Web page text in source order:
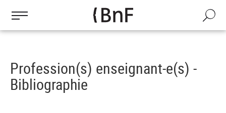
contenu
Recherche
Profession(s) enseignant-e(s) -
Bibliographie